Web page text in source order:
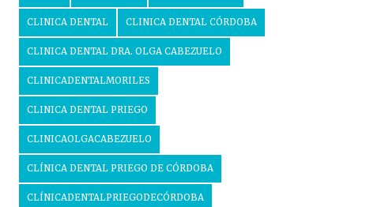
CLINICA DENTAL CLINICA DENTAL CÓRDOBA
CLINICA DENTAL DRA. OLGA CABEZUELO
CLINICADENTALMORILES
CLINICA DENTAL PRIEGO
CLINICAOLGACABEZUELO
CLÍNICA DENTAL PRIEGO DE CÓRDOBA
CLÍNICADENTALPRIEGODECÓRDOBA